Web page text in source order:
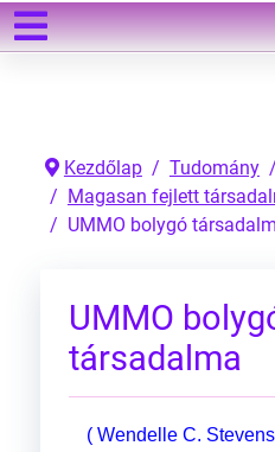
Kezdőlap Tudomány
Magasan fejlett
UMMO bolygó
UMMO
társadalma
( Wendelle C.